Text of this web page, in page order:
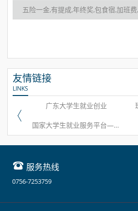
友情链接
LINKS
广东大学生就业创业
国家大学生就业服务平台—24365校园招聘服务
服务热线
0756-7253759